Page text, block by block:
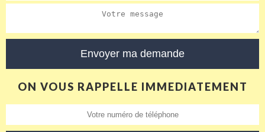
ON VOUS RAPPELLE IMMEDIATEMENT